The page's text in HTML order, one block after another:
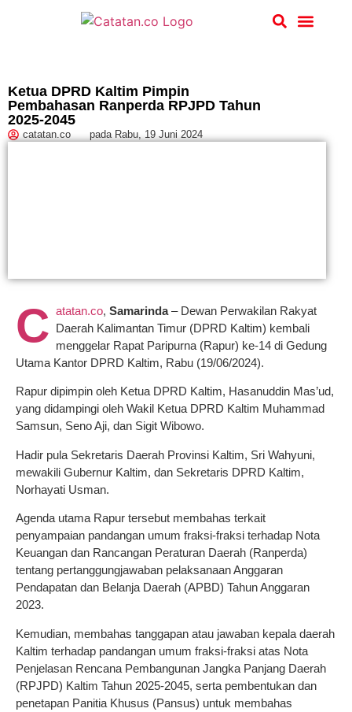
Ketua DPRD Kaltim Pimpin
Pembahasan Ranperda RPJPD Tahun
2025-2045
catatan.co pada Rabu, 19 Juni 2024
C atatan.co, Samarinda– Dewan Perwakilan Rakyat
Daerah Kalimantan Timur (DPRD Kaltim) kembali
menggelar Rapat Paripurna (Rapur) ke-14 di Gedung
Utama Kantor DPRD Kaltim, Rabu (19/06/2024).
Rapur dipimpin oleh Ketua DPRD Kaltim, Hasanuddin Mas’ud,
yang didampingi oleh Wakil Ketua DPRD Kaltim Muhammad
Samsun, Seno Aji, dan Sigit Wibowo.
Hadir pula Sekretaris Daerah Provinsi Kaltim, Sri Wahyuni,
mewakili Gubernur Kaltim, dan Sekretaris DPRD Kaltim,
Norhayati Usman.
Agenda utama Rapur tersebut membahas terkait
penyampaian pandangan umum fraksi-fraksi terhadap Nota
Keuangan dan Rancangan Peraturan Daerah (Ranperda)
tentang pertanggungjawaban pelaksanaan Anggaran
Pendapatan dan Belanja Daerah (APBD) Tahun Anggaran
2023.
Kemudian, membahas tanggapan atau jawaban kepala daerah
Kaltim terhadap pandangan umum fraksi-fraksi atas Nota
Penjelasan Rencana Pembangunan Jangka Panjang Daerah
(RPJPD) Kaltim Tahun 2025-2045, serta pembentukan dan
penetapan Panitia Khusus (Pansus) untuk membahas